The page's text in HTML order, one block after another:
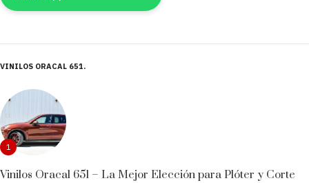
VINILOS ORACAL 651
1
Vinilos Oracal 651 – La Mejor Elección para Plóter y Corte